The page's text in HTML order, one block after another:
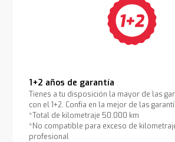
1+2 años de garantía
Tienes a tu disposición la mayor de las
con el 1+2. Confía en la mejor de las
*Total de kilometraje 50.000 km
*No compatible para exceso de
profesional